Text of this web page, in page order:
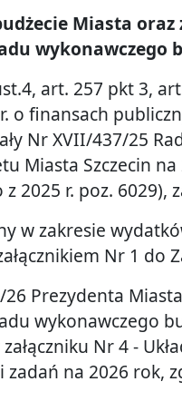
Miasta
wykonawczego
art. 257 pkt 3,
o finansach
Nr XVII/437/25
Miasta Szczecin
2025 r. poz. 6029),
w zakresie
Nr 1 do
Prezydenta
wykonawczego
Nr 4 -
na 2026 rok,